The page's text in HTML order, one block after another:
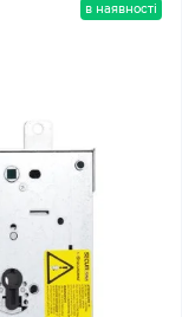
в наявності